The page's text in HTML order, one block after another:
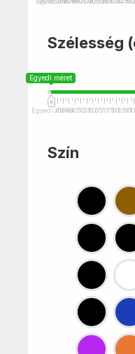
Szélesség
Egyedi méret
Egyedi méret
35374045505560657075808590
Szín